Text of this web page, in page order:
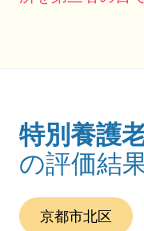
(ページのタイトル)
特別養護
の評価結
この事業所の所在エ
京都市北区